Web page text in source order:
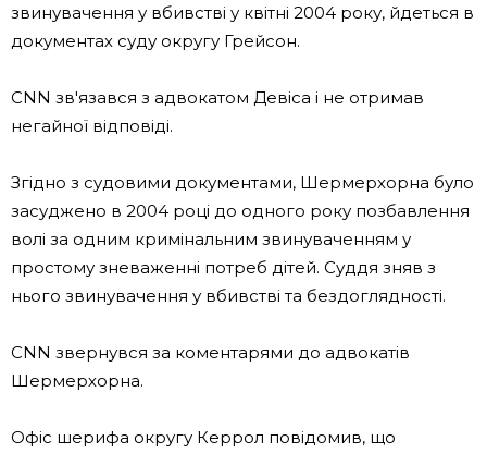
звинувачення у вбивстві у квітні 2004 року, йдеться в
документах суду округу Грейсон.
CNN зв'язався з адвокатом Девіса і не отримав
негайної відповіді.
Згідно з судовими документами, Шермерхорна було
засуджено в 2004 році до одного року позбавлення
волі за одним кримінальним звинуваченням у
простому зневаженні потреб дітей. Суддя зняв з
нього звинувачення у вбивстві та бездоглядності.
CNN звернувся за коментарями до адвокатів
Шермерхорна.
Офіс шерифа округу Керрол повідомив, що